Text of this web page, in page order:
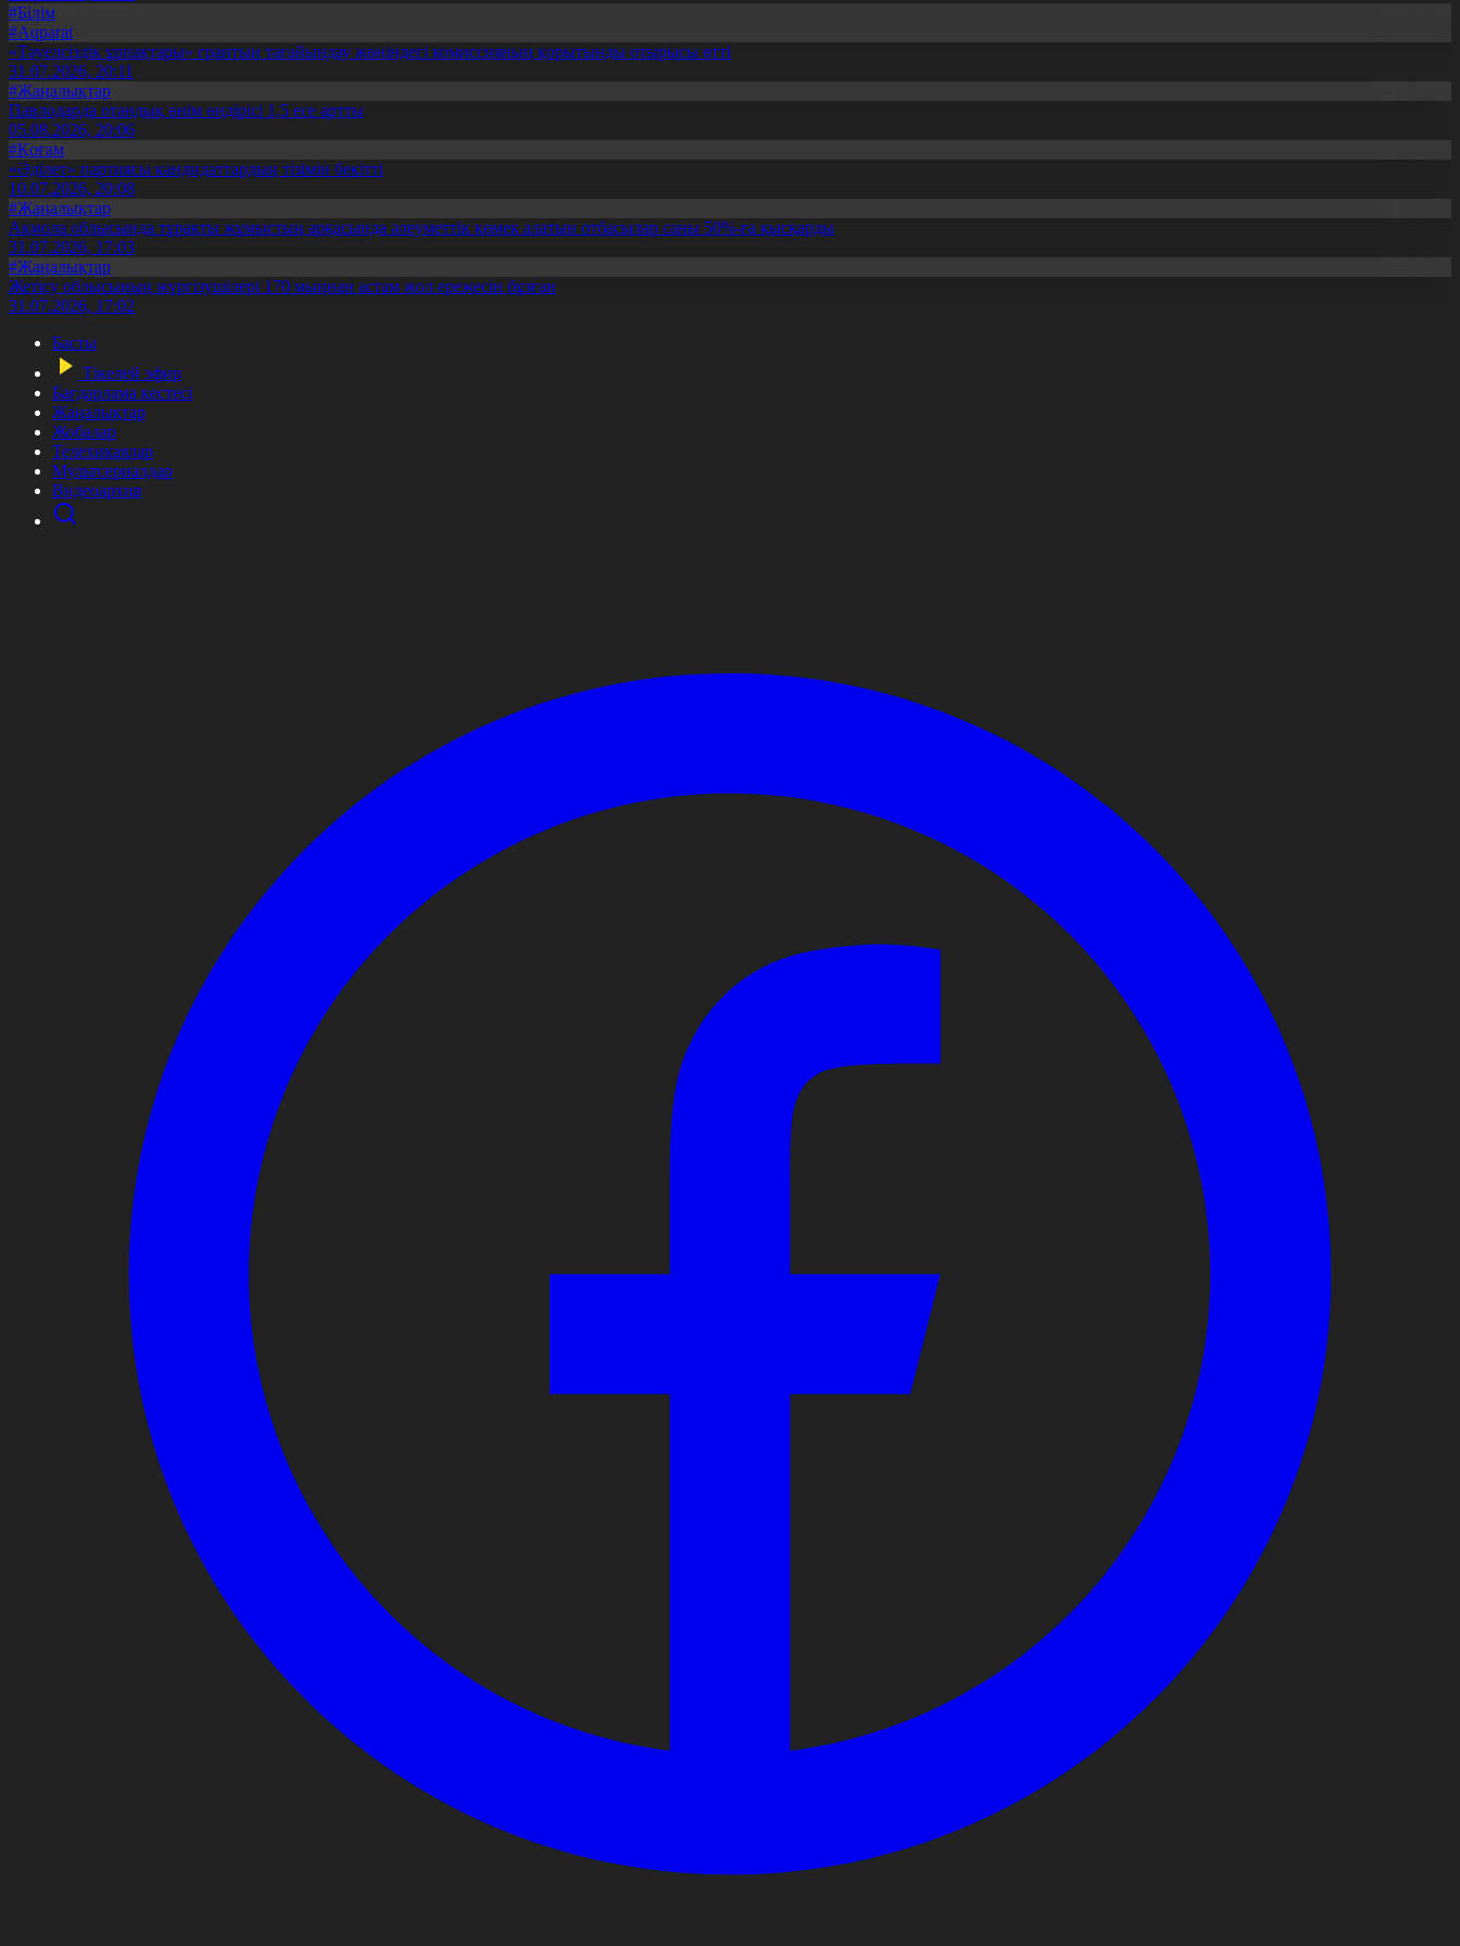
#Білім
#Aqparat
«Тәуелсіздік ұрпақтары» грантын тағайындау жөніндегі комиссияның қорытынды отырысы өтті
31.07.2026, 20:11
#Жаңалықтар
Павлодарда отандық өнім өндірісі 1,5 есе артты
05.08.2026, 20:06
#Қоғам
«Әділет» партиясы кандидаттардың тізімін бекітті
10.07.2026, 20:08
#Жаңалықтар
Ақмола облысында тұрақты жұмыстың арқасында әлеуметтік көмек алатын отбасылар саны 50%-ға қысқарды
31.07.2026, 17:03
#Жаңалықтар
Жетісу облысының жүргізушілері 170 мыңнан астам жол ережесін бұзған
31.07.2026, 17:02
Басты
Тікелей эфир
Бағдарлама кестесі
Жаңалықтар
Жобалар
Телехикаялар
Мультсериалдар
Видеоархив